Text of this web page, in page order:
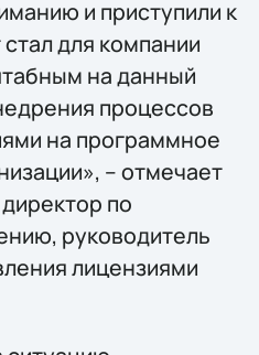
и приступили к
для компании
на данный
процессов
на программное
– отмечает
по
руководитель
лицензиями